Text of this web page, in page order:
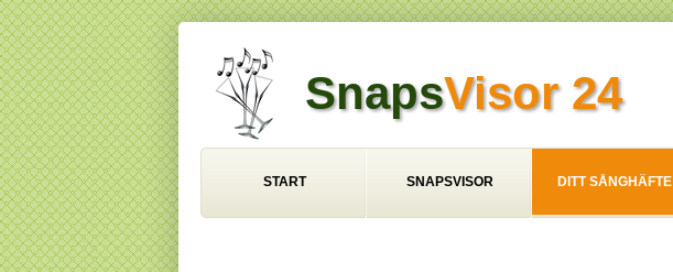
SnapsVisor 24
START SNAPSVISOR DITT SÅNGHÄFTE